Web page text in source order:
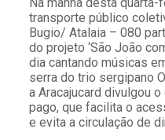
transporte público
Bugio/ Atalaia – 080
do projeto ‘São João
dia cantando músicas
serra do trio sergipano
a Aracajucard divulgou
pago, que facilita o
e evita a circulação de